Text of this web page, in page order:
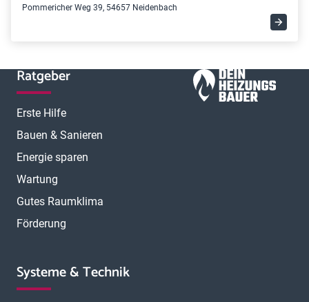
Pommericher Weg 39, 54657 Neidenbach
Ratgeber
Erste Hilfe
Bauen & Sanieren
Energie sparen
Wartung
Gutes Raumklima
Förderung
Systeme & Technik